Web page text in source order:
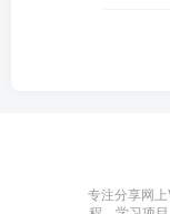
专注分享网